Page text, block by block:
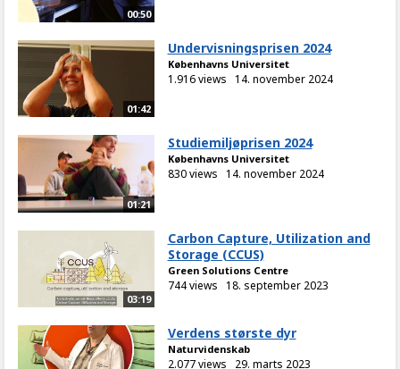
00:50
01:42
Undervisningsprisen 2024
Københavns Universitet
1.916 views 14. november 2024
01:21
Studiemiljøprisen 2024
Københavns Universitet
830 views 14. november 2024
03:19
Carbon Capture, Utilization and
Storage (CCUS)
Green Solutions Centre
744 views 18. september 2023
Verdens største dyr
Naturvidenskab
2.077 views 29. marts 2023